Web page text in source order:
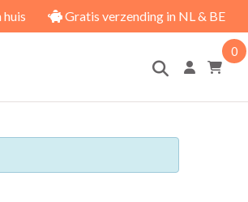
Gratis verzending in NL & BE
0